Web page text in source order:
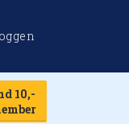
10,-